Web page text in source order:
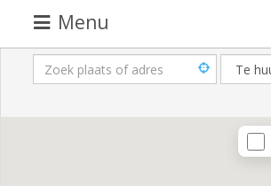
Menu